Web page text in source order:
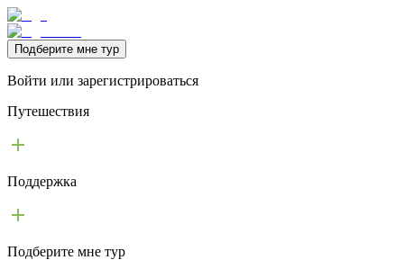
Подберите мне тур
Войти или зарегистрироваться
Путешествия
Поддержка
Подберите мне тур